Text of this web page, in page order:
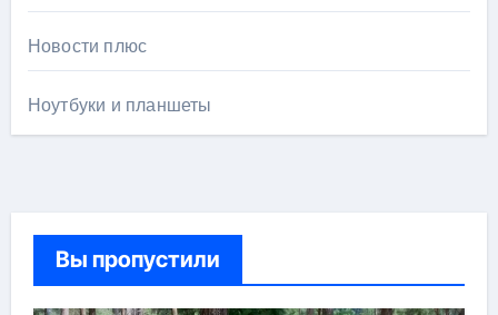
Новости плюс
Ноутбуки и планшеты
Вы пропустили